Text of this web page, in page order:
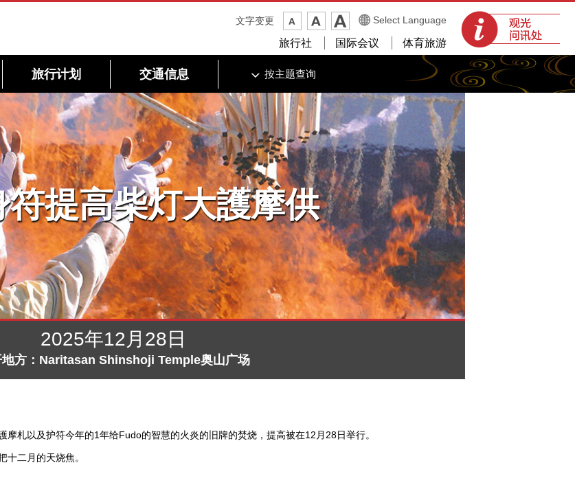
观光问讯处
文字变更 Select Language
旅行社 国际会议 体育旅游
旅行计划 交通信息 按主题查询
符提高柴灯大護摩供
2025年12月28日
地方：Naritasan Shinshoji Temple奥山广场
札以及护符今年的1年给Fudo的智慧的火炎的旧牌的焚烧，提高被在12月28日举行。
十二月的天烧焦。